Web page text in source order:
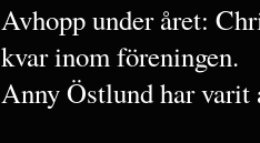
Avhopp under året:
kvar inom föreningen.
Anny Östlund har varit